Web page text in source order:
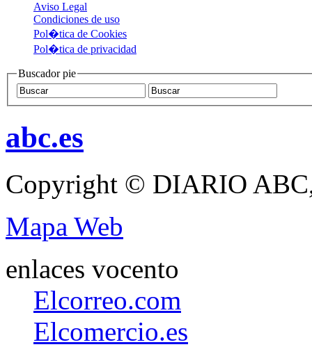
Aviso Legal
Condiciones de uso
Pol�tica de Cookies
Pol�tica de privacidad
Buscador pie
abc.es
Copyright © DIARIO
Mapa Web
enlaces vocento
Elcorreo.com
Elcomercio.es